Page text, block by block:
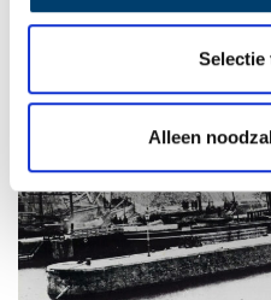
Selectie
Alleen